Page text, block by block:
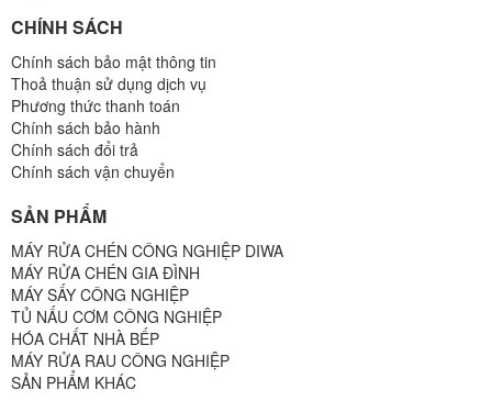
CHÍNH SÁCH
Chính sách bảo mật thông tin
Thoả thuận sử dụng dịch vụ
Phương thức thanh toán
Chính sách bảo hành
Chính sách đổi trả
Chính sách vận chuyển
SẢN PHẨM
MÁY RỬA CHÉN CÔNG NGHIỆP DIWA
MÁY RỬA CHÉN GIA ĐÌNH
MÁY SẤY CÔNG NGHIỆP
TỦ NẤU CƠM CÔNG NGHIỆP
HÓA CHẤT NHÀ BẾP
MÁY RỬA RAU CÔNG NGHIỆP
SẢN PHẨM KHÁC